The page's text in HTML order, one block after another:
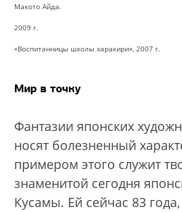
Макото Айда. Идзуми
2009 г.
«Воспитанницы школы харакири», 2007 г.
Мир в точку
Фантазии японских
носят болезненный
примером этого служит
знаменитой сегодня
Кусамы. Ей сейчас 83